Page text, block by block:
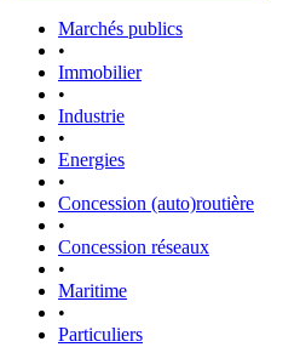
Marchés publics
•
Immobilier
•
Industrie
•
Energies
•
Concession (auto)routière
•
Concession réseaux
•
Maritime
•
Particuliers